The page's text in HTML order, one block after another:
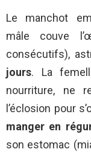
Le manchot
mâle couve
consécutifs),
jours. La
nourriture, ne
l’éclosion pour
manger en
son estomac